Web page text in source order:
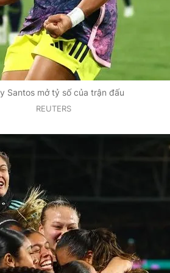
Santos mở tỷ số của trận đấu
REUTERS